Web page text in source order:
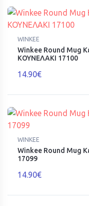
WINKEE
Winkee Round Mug
ΚΟΥΝΕΛΑΚΙ 17100
14.90€
WINKEE
Winkee Round Mug
17099
14.90€